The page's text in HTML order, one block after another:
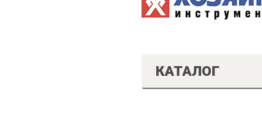
КАТАЛОГ